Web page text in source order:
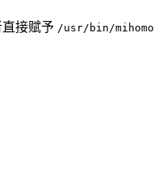
接赋予 /usr/bin/mihomo